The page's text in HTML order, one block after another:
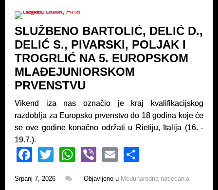
o
o
k
p
SLUŽBENO BARTOLIĆ, DELIĆ D.,
DELIĆ S., PIVARSKI, POLJAK I
TROGRLIĆ NA 5. EUROPSKOM
MLAĐEJUNIORSKOM
PRVENSTVU
Vikend iza nas označio je kraj kvalifikacijskog
razdoblja za Europsko prvenstvo do 18 godina koje će
se ove godine konačno održati u Rietiju, Italija (16. -
19.7.).
F
c
T
tt
W
at
Vi
er
E
ail ar
Srpanj 7, 2026 Objavljeno u Međunarodna natjecanja